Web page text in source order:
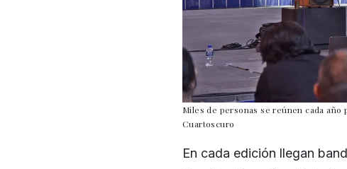
Miles de personas se reúnen cada
Cuartoscuro
En cada edición llegan